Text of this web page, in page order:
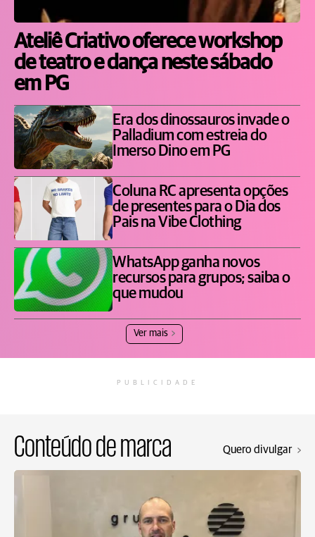
Ateliê Criativo oferece workshop
de teatro e dança neste sábado
em PG
Era dos dinossauros invade o
Palladium com estreia do
Imerso Dino em PG
Coluna RC apresenta opções
de presentes para o Dia dos
Pais na Vibe Clothing
WhatsApp ganha novos
recursos para grupos; saiba o
que mudou
Ver mais
PUBLICIDADE
Conteúdo de marca Quero divulgar